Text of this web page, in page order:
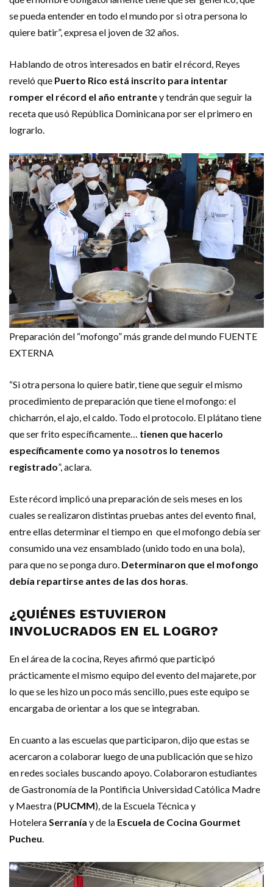
se pueda entender en todo el mundo por si otra persona lo
quiere batir”, expresa el joven de 32 años.
Hablando de otros interesados en batir el récord, Reyes
reveló que Puerto Rico está inscrito para intentar
romper el récord el año entrantey tendrán que seguir la
receta que usó República Dominicana por ser el primero en
lograrlo.
Preparación del “mofongo” más grande del mundo FUENTE
EXTERNA
“Si otra persona lo quiere batir, tiene que seguir el mismo
procedimiento de preparación que tiene el mofongo: el
chicharrón, el ajo, el caldo. Todo el protocolo. El plátano tiene
que ser frito específicamente… tienen que hacerlo
específicamente como ya nosotros lo tenemos
registrado”, aclara.
Este récord implicó una preparación de seis meses en los
cuales se realizaron distintas pruebas antes del evento final,
entre ellas determinar el tiempo en que el mofongo debía ser
consumido una vez ensamblado (unido todo en una bola),
para que no se ponga duro. Determinaron que el mofongo
debía repartirse antes de las dos horas.
¿QUIÉNES ESTUVIERON
INVOLUCRADOS EN EL LOGRO?
En el área de la cocina, Reyes afirmó que participó
prácticamente el mismo equipo del evento del majarete, por
lo que se les hizo un poco más sencillo, pues este equipo se
encargaba de orientar a los que se integraban.
En cuanto a las escuelas que participaron, dijo que estas se
acercaron a colaborar luego de una publicación que se hizo
en redes sociales buscando apoyo. Colaboraron estudiantes
de Gastronomía de la Pontificia Universidad Católica Madre
y Maestra (PUCMM), de la Escuela Técnica y
HoteleraSerranía y de la Escuela de Cocina Gourmet
Pucheu.